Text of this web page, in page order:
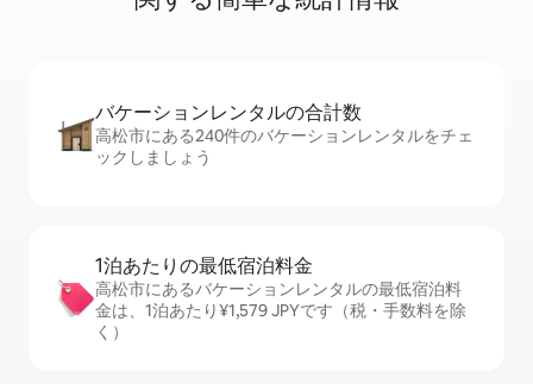
バケーションレ⁠ン⁠タ⁠ル⁠の合⁠計⁠数
高松市にある240件のバケーションレンタルをチェ
ックしましょう
1泊あたりの最⁠低⁠宿⁠泊⁠料⁠金
高松市にあるバケーションレンタルの最低宿泊料
金は、1泊あたり¥1,579 JPYです（税・手数料を除
く）